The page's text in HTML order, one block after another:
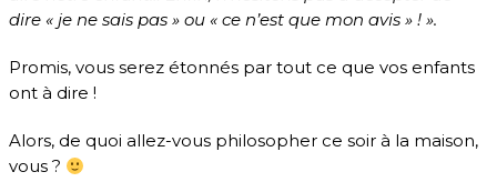
dire « je ne sais pas » ou « ce n’est que mon avis » ! ».
Promis, vous serez étonnés par tout ce que vos enfants
ont à dire !
Alors, de quoi allez-vous philosopher ce soir à la maison,
vous ?